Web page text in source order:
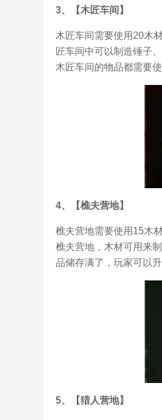
3、【木匠车间】
木匠车间需要使用20木
匠车间中可以制造锤子
木匠车间的物品都需要
4、【樵夫营地】
樵夫营地需要使用15木
樵夫营地，木材可用来
品储存满了，玩家可以
5、【猎人营地】